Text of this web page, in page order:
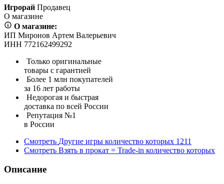
Игрорай Продавец
О магазине
О магазине:
ИП Миронов Артем Валерьевич
ИНН 772162499292
Только оригинальные
товары с гарантией
Более 1 млн покупателей
за 16 лет работы
Недорогая и быстрая
доставка по всей России
Репутация №1
в России
Смотреть Другие игры количество которых 1211
Смотреть Взять в прокат = Trade-in количество которых
Описание